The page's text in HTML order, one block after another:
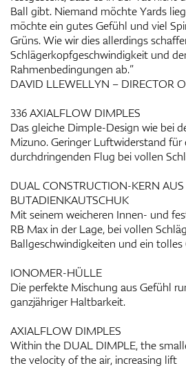
Ball gibt. Niemand möchte Yards
möchte ein gutes Gefühl und viel
Grüns. Wie wir dies allerdings
Schlägerkopfgeschwindigkeit und
Rahmenbedingungen ab.”
DAVID LLEWELLYN – DIRECTOR
336 AXIALFLOW DIMPLES
Das gleiche Dimple-Design wie bei
Mizuno. Geringer Luftwiderstand für
durchdringenden Flug bei vollen
DUAL CONSTRUCTION-KERN AUS
BUTADIENKAUTSCHUK
Mit seinem weicheren Innen- und
RB Max in der Lage, bei vollen
Ballgeschwindigkeiten und ein tolles
IONOMER-HÜLLE
Die perfekte Mischung aus Gefühl
ganzjähriger Haltbarkeit.
AXIALFLOW DIMPLES
Within the DUAL DIMPLE, the
the velocity of the air, increasing lift